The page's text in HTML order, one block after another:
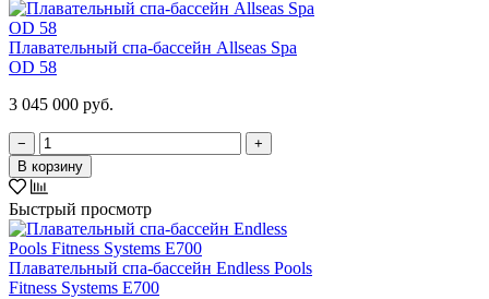
Плавательный спа-бассейн Allseas Spa
OD 58
3 045 000 руб.
−
+
В корзину
Быстрый просмотр
Плавательный спа-бассейн Endless Pools
Fitness Systems E700